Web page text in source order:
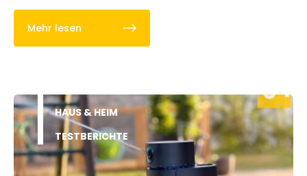
Mehr lesen
HAUS & HEIM
TESTBERICHTE